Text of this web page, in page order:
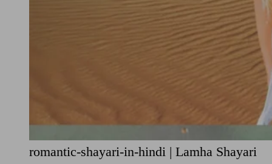
romantic-shayari-in-hindi | Lamha Shayari